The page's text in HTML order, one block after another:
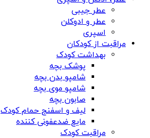
عطر جیبی
عطر و ادوکلن
اسپری
مراقبت از کودکان
بهداشت کودک
پوشک بچه
شامپو بدن بچه
شامپو موی بچه
صابون بچه
لیف و اسفنج حمام کودک
مایع ضدعفونی کننده
مراقبت کودک